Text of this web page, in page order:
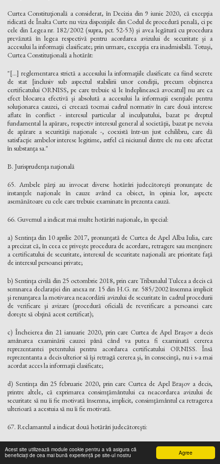
Agree
Acest site utilizează module cookie pentru a vă asigura că
beneficiați de cea mai bună experiență pe site-ul nostru
Curtea Constituţională a considerat, în Decizia din 9 iunie 2020, că excepţia
ridicată de Înalta Curte nu viza dispoziţiile din Codul de procedură penală, ci pe
cele din Legea nr. 182/2002 (supra, pct. 52-53) şi avea legătură cu procedura
prevăzută în legea respectivă pentru acordarea avizului de securitate şi a
accesului la informaţii clasificate; prin urmare, excepţia era inadmisibilă. Totuşi,
Curtea Constituţională a hotărât:
"[...] reglementarea strictă a accesului la informaţiile clasificate ca fiind secrete
de stat [inclusiv sub aspectul stabilirii unor condiţii, precum obţinerea
certificatului ORNISS, pe care trebuie să le îndeplinească avocatul] nu are ca
efect blocarea efectivă şi absolută a accesului la informaţii esenţiale pentru
soluţionarea cauzei, ci creează tocmai cadrul normativ în care două interese
aflate în conflict - interesul particular al inculpatului, bazat pe dreptul
fundamental la apărare, respectiv interesul general al societăţii, bazat pe nevoia
de apărare a securităţii naţionale -, coexistă într-un just echilibru, care dă
satisfacţie ambelor interese legitime, astfel că niciunul dintre ele nu este afectat
în substanţa sa."
B. Jurisprudenţa naţională
65. Ambele părţi au invocat diverse hotărâri judecătoreşti pronunţate de
instanţele naţionale în cauze având ca obiect, în opinia lor, aspecte
asemănătoare cu cele care trebuie examinate în prezenta cauză.
66. Guvernul a indicat mai multe hotărâri naţionale, în special:
a) Sentinţa din 10 aprilie 2017, pronunţată de Curtea de Apel Alba Iulia, care
a precizat că, în ceea ce priveşte procedura de acordare, retragere sau menţinere
a certificatului de securitate, interesul de securitate naţională are prioritate faţă
de interesul persoanei private;
b) Sentinţa civilă din 25 octombrie 2018, prin care Tribunalul Tulcea a decis că
semnarea declaraţiei din anexa nr. 15 din H.G. nr. 585/2002 însemna implicit
şi renunţarea la motivarea neacordării avizului de securitate în cadrul procedurii
de verificare şi avizare (procedură oficială de reverificare a persoanei care
doreşte să obţină acest certificat);
c) Încheierea din 21 ianuarie 2020, prin care Curtea de Apel Braşov a decis
amânarea examinării cauzei până când va putea fi examinată cererea
reprezentantei petentului pentru acordarea certificatului ORNISS. Însă
reprezentanta a decis ulterior să îşi retragă cererea şi, în consecinţă, nu i s-a mai
acordat acces la informaţii clasificate;
d) Sentinţa din 25 februarie 2020, prin care Curtea de Apel Braşov a decis,
printre altele, că exprimarea consimţământului ca neacordarea avizului de
securitate să nu îi fie motivată însemna, implicit, consimţământul ca retragerea
ulterioară a acestuia să nu îi fie motivată.
67. Reclamantul a indicat două hotărâri judecătoreşti:
a) Decizia din 17 iunie 2015, pronunţată de Curtea de Apel Craiova, având ca
obiect un proces referitor la neeliberarea autorizaţiei de deţinere, port şi folosire
armă de vânătoare, solicitate de reclamant, în baza unor informaţii clasificate